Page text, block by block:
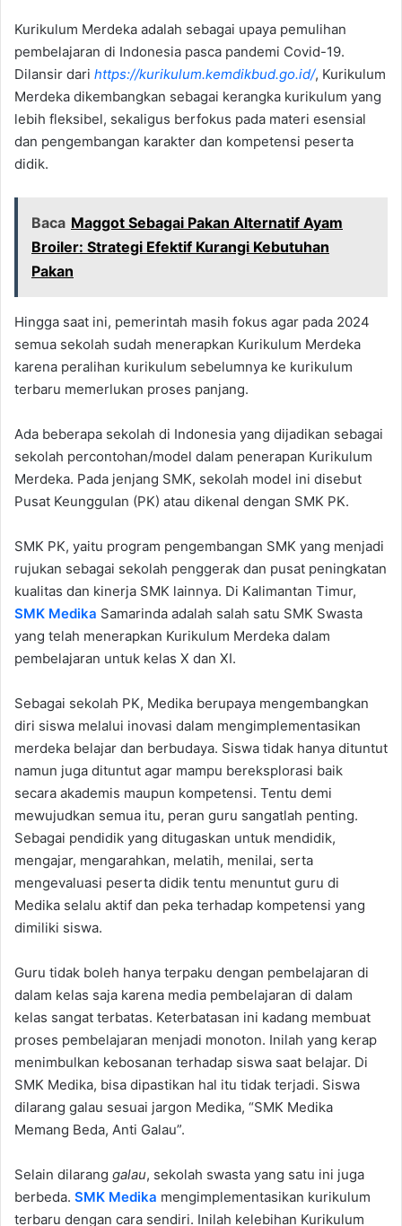
Kurikulum Merdeka adalah sebagai upaya pemulihan
pembelajaran di Indonesia pasca pandemi Covid-19.
Dilansir dari https://kurikulum.kemdikbud.go.id/, Kurikulum
Merdeka dikembangkan sebagai kerangka kurikulum yang
lebih fleksibel, sekaligus berfokus pada materi esensial
dan pengembangan karakter dan kompetensi peserta
didik.
Baca Maggot Sebagai Pakan Alternatif Ayam
Broiler: Strategi Efektif Kurangi Kebutuhan
Pakan
Hingga saat ini, pemerintah masih fokus agar pada 2024
semua sekolah sudah menerapkan Kurikulum Merdeka
karena peralihan kurikulum sebelumnya ke kurikulum
terbaru memerlukan proses panjang.
Ada beberapa sekolah di Indonesia yang dijadikan sebagai
sekolah percontohan/model dalam penerapan Kurikulum
Merdeka. Pada jenjang SMK, sekolah model ini disebut
Pusat Keunggulan (PK) atau dikenal dengan SMK PK.
SMK PK, yaitu program pengembangan SMK yang menjadi
rujukan sebagai sekolah penggerak dan pusat peningkatan
kualitas dan kinerja SMK lainnya. Di Kalimantan Timur,
SMK Medika Samarinda adalah salah satu SMK Swasta
yang telah menerapkan Kurikulum Merdeka dalam
pembelajaran untuk kelas X dan XI.
Sebagai sekolah PK, Medika berupaya mengembangkan
diri siswa melalui inovasi dalam mengimplementasikan
merdeka belajar dan berbudaya. Siswa tidak hanya dituntut
namun juga dituntut agar mampu bereksplorasi baik
secara akademis maupun kompetensi. Tentu demi
mewujudkan semua itu, peran guru sangatlah penting.
Sebagai pendidik yang ditugaskan untuk mendidik,
mengajar, mengarahkan, melatih, menilai, serta
mengevaluasi peserta didik tentu menuntut guru di
Medika selalu aktif dan peka terhadap kompetensi yang
dimiliki siswa.
Guru tidak boleh hanya terpaku dengan pembelajaran di
dalam kelas saja karena media pembelajaran di dalam
kelas sangat terbatas. Keterbatasan ini kadang membuat
proses pembelajaran menjadi monoton. Inilah yang kerap
menimbulkan kebosanan terhadap siswa saat belajar. Di
SMK Medika, bisa dipastikan hal itu tidak terjadi. Siswa
dilarang galau sesuai jargon Medika, “SMK Medika
Memang Beda, Anti Galau”.
Selain dilarang galau, sekolah swasta yang satu ini juga
berbeda. SMK Medika mengimplementasikan kurikulum
terbaru dengan cara sendiri. Inilah kelebihan Kurikulum